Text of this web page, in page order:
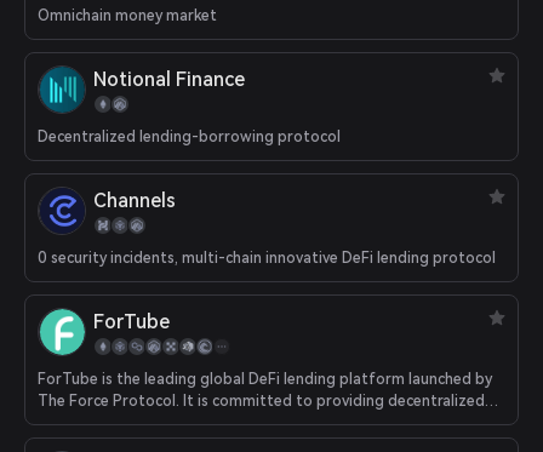
Omnichain money market
Notional Finance
Decentralized lending-borrowing protocol
Channels
0 security incidents, multi-chain innovative DeFi lending protocol
ForTube
ForTube is the leading global DeFi lending platform launched by
The Force Protocol. It is committed to providing decentralized
lending services for cryptoasset enthusiasts around the world,